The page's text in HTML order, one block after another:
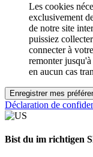
Les cookies
exclusivement
de notre site
puissiez
connecter à
remonter
en aucun cas
Enregistrer mes
Déclaration de
Bist du im richtigen